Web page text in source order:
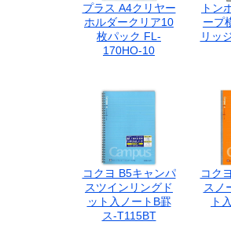
プラス A4クリヤー
ホルダークリア10
枚パック FL-
170HO-10
トン
ープ
リッ
コクヨ B5キャンパ
スツインリングド
ット入ノートB罫
ス-T115BT
コク
スノ
ト